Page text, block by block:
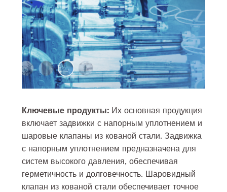
Ключевые продукты: Их основная продукция
включает задвижки с напорным уплотнением и
шаровые клапаны из кованой стали. Задвижка
с напорным уплотнением предназначена для
систем высокого давления, обеспечивая
герметичность и долговечность. Шаровидный
клапан из кованой стали обеспечивает точное